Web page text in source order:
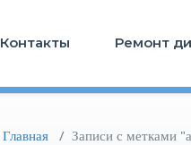
Контакты Ремонт
Главная / Записи с метками